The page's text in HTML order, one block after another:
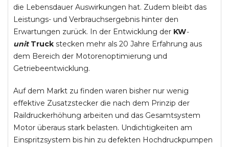
die Lebensdauer Auswirkungen hat. Zudem bleibt das
Leistungs- und Verbrauchsergebnis hinter den
Erwartungen zurück. In der Entwicklung der KW-
unit Truck stecken mehr als 20 Jahre Erfahrung aus
dem Bereich der Motorenoptimierung und
Getriebeentwicklung.
Auf dem Markt zu finden waren bisher nur wenig
effektive Zusatzstecker die nach dem Prinzip der
Raildruckerhöhung arbeiten und das Gesamtsystem
Motor überaus stark belasten. Undichtigkeiten am
Einspritzsystem bis hin zu defekten Hochdruckpumpen